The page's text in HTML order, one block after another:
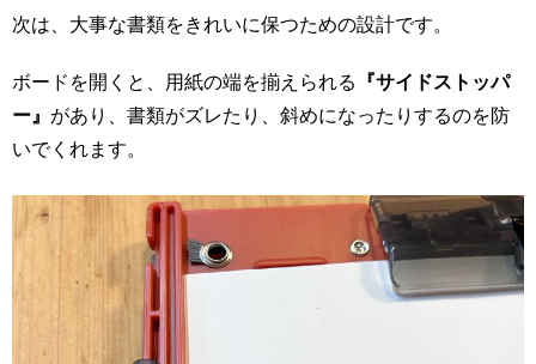
次は、大事な書類をきれいに保つための設計です。
ボードを開くと、用紙の端を揃えられる 『サイドストッパ
ー』 があり、書類がズレたり、斜めになったりするのを防
いでくれます。